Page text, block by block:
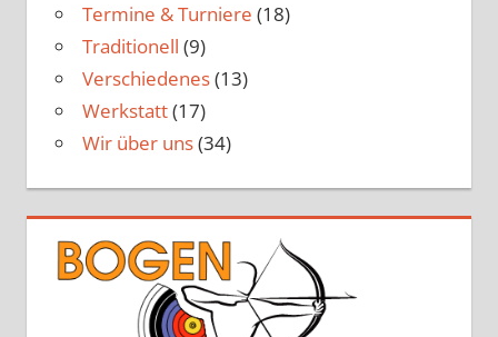
Termine & Turniere (18)
Traditionell (9)
Verschiedenes(13)
Werkstatt(17)
Wir über uns(34)